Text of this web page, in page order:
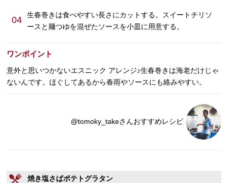
04
生春巻きは食べやすい長さにカットする。スイートチリソ
ースと麺つゆを混ぜたソースを小皿に用意する。
ワンポイント
意外と思いつかないエスニック アレンジ♪生春巻きは海老だけじゃ
ないんです。ほぐしてあるから春雨やソースにも絡みやすい。
@tomoky_takeさんおすすめレシピ
焼き塩さばポテトグラタン